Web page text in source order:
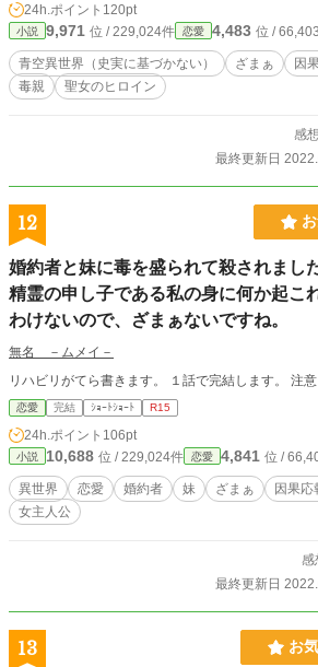
24h.ポイント 120pt
小説 9,971 位 / 229,024件 恋愛 4,483 位 /
青空異世界（史実に基づかない） ざまぁ 因
毒親
聖女のヒロイン
感
最終更新日
12
婚約者と妹に毒を盛られて殺されまし
精霊の申し子である私の身に何か起こ
わけないので、ざまぁないですね。
無名 －ムメイ－
リハビリがてら書きます。 １話で完結します。 注意
恋愛 完結 ｼｮｰﾄｼｮｰﾄ R15
24h.ポイント 106pt
小説 10,688 位 / 229,024件 恋愛 4,841 位 /
異世界 恋愛 婚約者 妹 ざまぁ 因果応
女主人公
感
最終更新日
13 お